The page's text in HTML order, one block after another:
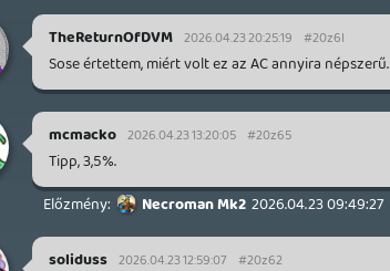
TheReturnOfDVM 2026.04.23 20:25:19 #20z6l
Sose értettem, miért volt ez az AC annyira népszerű.
mcmacko 2026.04.23 13:20:05 #20z65
Tipp, 3,5%.
Necroman Mk2 2026.04.23 09:49:27
soliduss 2026.04.23 12:59:07 #20z62